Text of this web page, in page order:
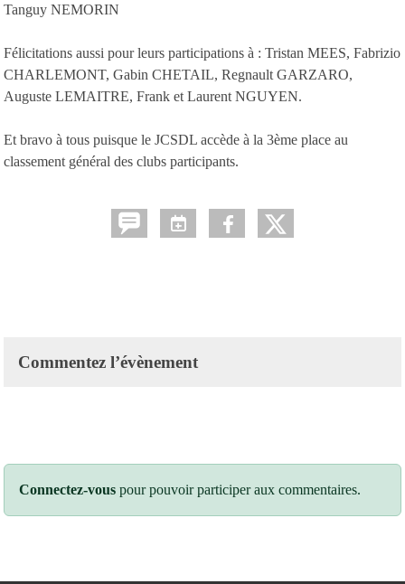
Tanguy NEMORIN
Félicitations aussi pour leurs participations à : Tristan MEES, Fabrizio
CHARLEMONT, Gabin CHETAIL, Regnault GARZARO,
Auguste LEMAITRE, Frank et Laurent NGUYEN.
Et bravo à tous puisque le JCSDL accède à la 3ème place au
classement général des clubs participants.
Commentez l’évènement
Connectez-vous pour pouvoir participer aux commentaires.